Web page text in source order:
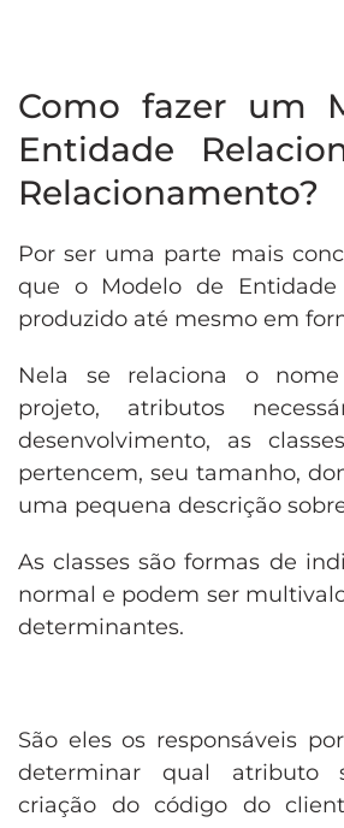
Como fazer um
Entidade
Relacionamento?
Por ser uma parte mais
que o Modelo de Entidade
produzido até mesmo em
Nela se relaciona o
projeto, atributos
desenvolvimento, as
pertencem, seu tamanho,
uma pequena descrição
As classes são formas de
normal e podem ser
determinantes.
São eles os responsáveis
determinar qual atributo
criação do código do